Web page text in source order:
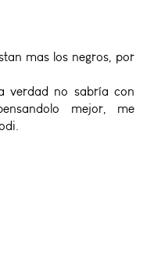
mas los negros, por
verdad no sabría con
mejor, me